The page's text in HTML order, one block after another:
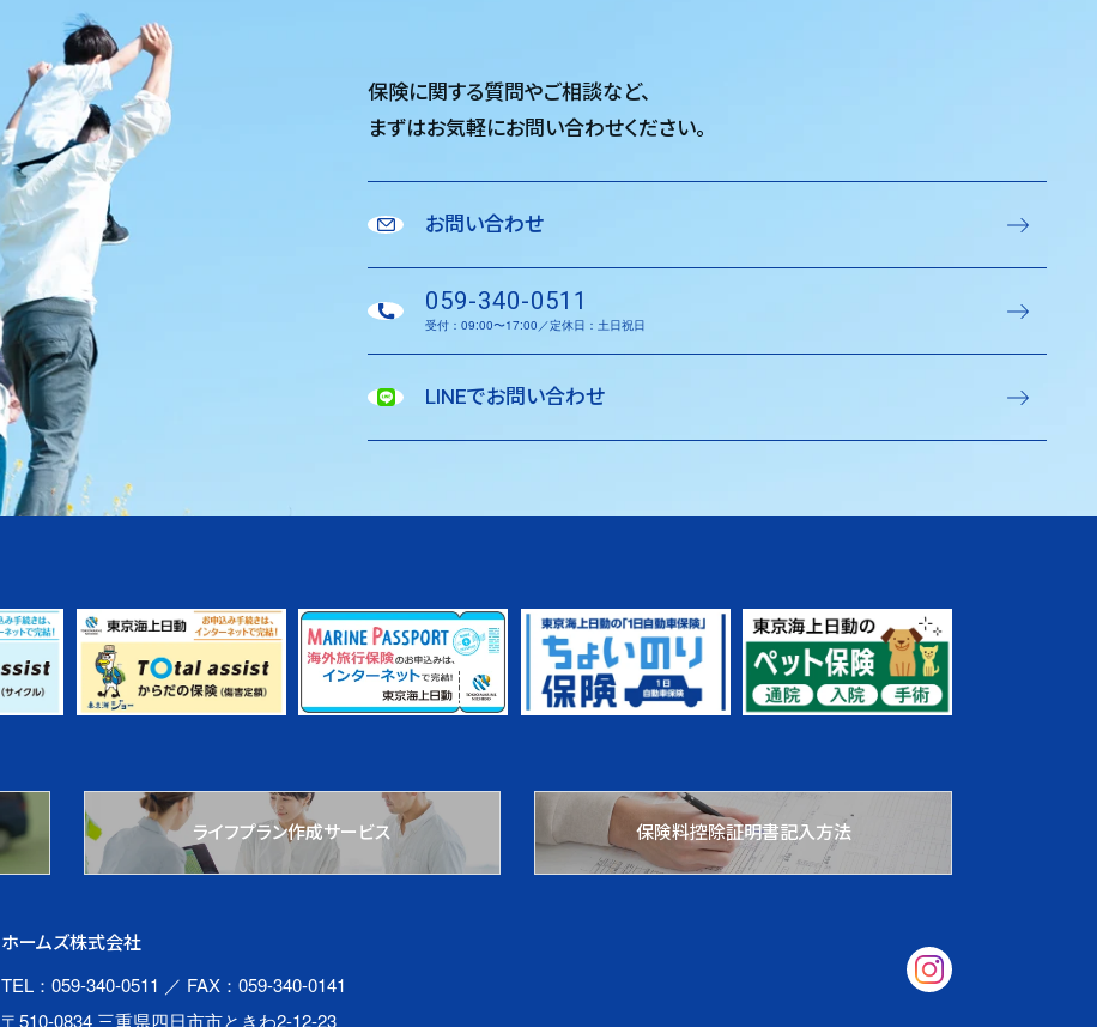
保険に関する質問やご相談など、
まずはお気軽にお問い合わせください。
お問い合わせ
059-340-0511
受付：09:00〜17:00／定休日：土日祝日
LINEでお問い合わせ
ライフプラン作成サービス 保険料控除証明書記入方法
ホームズ株式会社
TEL：059-340-0511 ／ FAX：059-340-0141
〒510-0834 三重県四日市市ときわ2-12-23